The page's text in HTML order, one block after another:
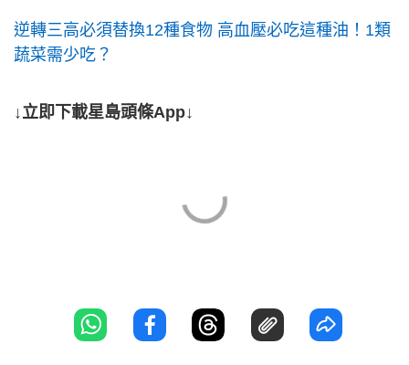
逆轉三高必須替換12種食物 高血壓必吃這種油！1類
蔬菜需少吃？
↓立即下載星島頭條App↓